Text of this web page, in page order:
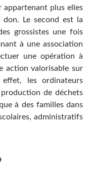
appartenant plus elles
Le second est la
grossistes une fois
à une association
une opération à
action valorisable sur
les ordinateurs
de déchets
à des familles dans
administratifs